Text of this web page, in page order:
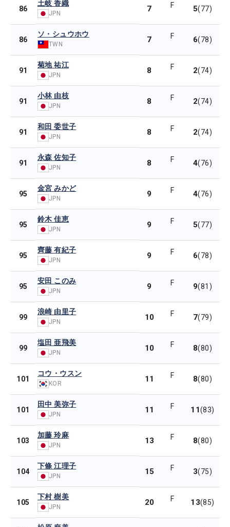
86
土岐 香織
JPN 7 F 5(77)
86
ソ・シュウホウ
TWN 7 F 6(78)
91
菊地 祐江
JPN 8 F 2(74)
91
小林 由枝
JPN 8 F 2(74)
91
和田 委世子
JPN 8 F 2(74)
91
永森 佐知子
JPN 8 F 4(76)
95
金宮 みかど
JPN 9 F 4(76)
95
鈴木 佳恵
JPN 9 F 5(77)
95
齊藤 有紀子
JPN 9 F 6(78)
95
安田 このみ
JPN 9 F 9(81)
99
浪崎 由里子
JPN 10 F 7(79)
99
塩田 亜飛美
JPN 10 F 8(80)
101
コウ・ウスン
KOR 11 F 8(80)
101
田中 美弥子
JPN 11 F 11(83)
103
加藤 玲麻
JPN 13 F 8(80)
104
下條 江理子
JPN 15 F 3(75)
105
下村 樹美
JPN 20 F 13(85)